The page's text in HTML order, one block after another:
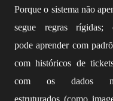
Porque o sistema não
segue regras rígidas;
pode aprender com
com históricos de
com os dados
estruturados (como